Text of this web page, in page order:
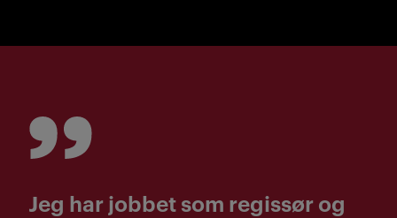
Jeg har jobbet som regissør og